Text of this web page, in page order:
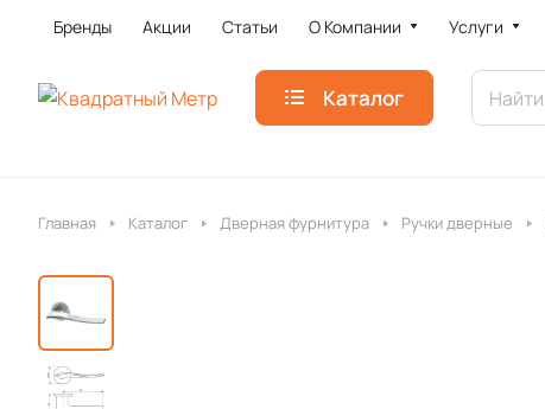
Бренды Акции Статьи О Компании Услуги
Каталог
Главная Каталог Дверная фурнитура Ручки дверные